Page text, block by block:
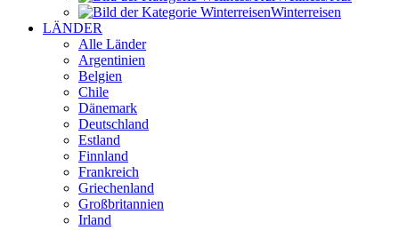
Winter­reisen
LÄNDER
Alle Länder
Argentinien
Belgien
Chile
Dänemark
Deutschland
Estland
Finnland
Frankreich
Griechenland
Großbritannien
Irland